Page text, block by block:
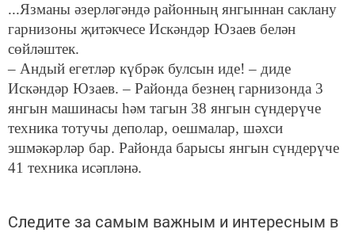
...Язманы әзерләгәндә районның янгыннан саклану
гарнизоны җитәкчесе Искәндәр Юзаев белән
сөйләштек.
– Андый егетләр күбрәк булсын иде! – диде
Искәндәр Юзаев. – Районда безнең гарнизонда 3
янгын машинасы һәм тагын 38 янгын сүндерүче
техника тотучы деполар, оешмалар, шәхси
эшмәкәрләр бар. Районда барысы янгын сүндерүче
41 техника исәпләнә.
Следите за самым важным и интересным в